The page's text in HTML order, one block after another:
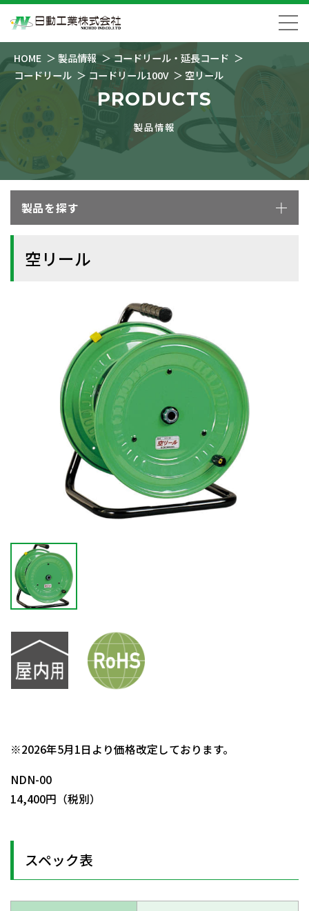
HOME 製品情報
コードリール・延長コード
コードリール
コードリール100V 空リール
PRODUCTS
製品情報
製品を探す
空リール
※2026年5月1日より価格改定しております。
NDN-00
14,400円（税別）
スペック表